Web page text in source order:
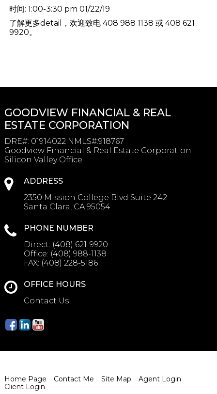
时间: 1:00-3:30 pm 01/22/19
了解更多detail，欢迎致电 408 988 1138 或 408 621
9920。
GOODVIEW FINANCIAL & REAL
ESTATE CORPORATION
DRE#: 01914022 NMLS#:918767
Goodview Financial & Real Estate Corporation
Silicon Valley Office
ADDRESS
2350 Mission College Blvd Suite 242
Santa Clara, CA 95054
PHONE NUMBER
Direct: (408) 621-9920
Office: (408) 988-1138
FAX: (408) 228-5186
OFFICE HOURS
Contact Us
Home Page Contact Me Site Map
Agent Login
Client Login